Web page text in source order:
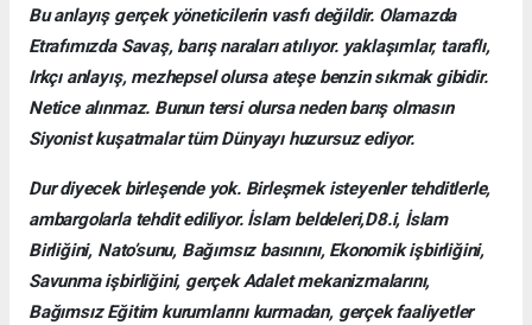
Bu anlayış gerçek yöneticilerin vasfı değildir. Olamazda
Etrafımızda Savaş, barış naraları atılıyor. yaklaşımlar, taraflı,
Irkçı anlayış, mezhepsel olursa ateşe benzin sıkmak gibidir.
Netice alınmaz. Bunun tersi olursa neden barış olmasın
Siyonist kuşatmalar tüm Dünyayı huzursuz ediyor.
Dur diyecek birleşende yok. Birleşmek isteyenler tehditlerle,
ambargolarla tehdit ediliyor. İslam beldeleri,D8.i, İslam
Birliğini, Nato’sunu, Bağımsız basınını, Ekonomik işbirliğini,
Savunma işbirliğini, gerçek Adalet mekanizmalarını,
Bağımsız Eğitim kurumlarını kurmadan, gerçek faaliyetler